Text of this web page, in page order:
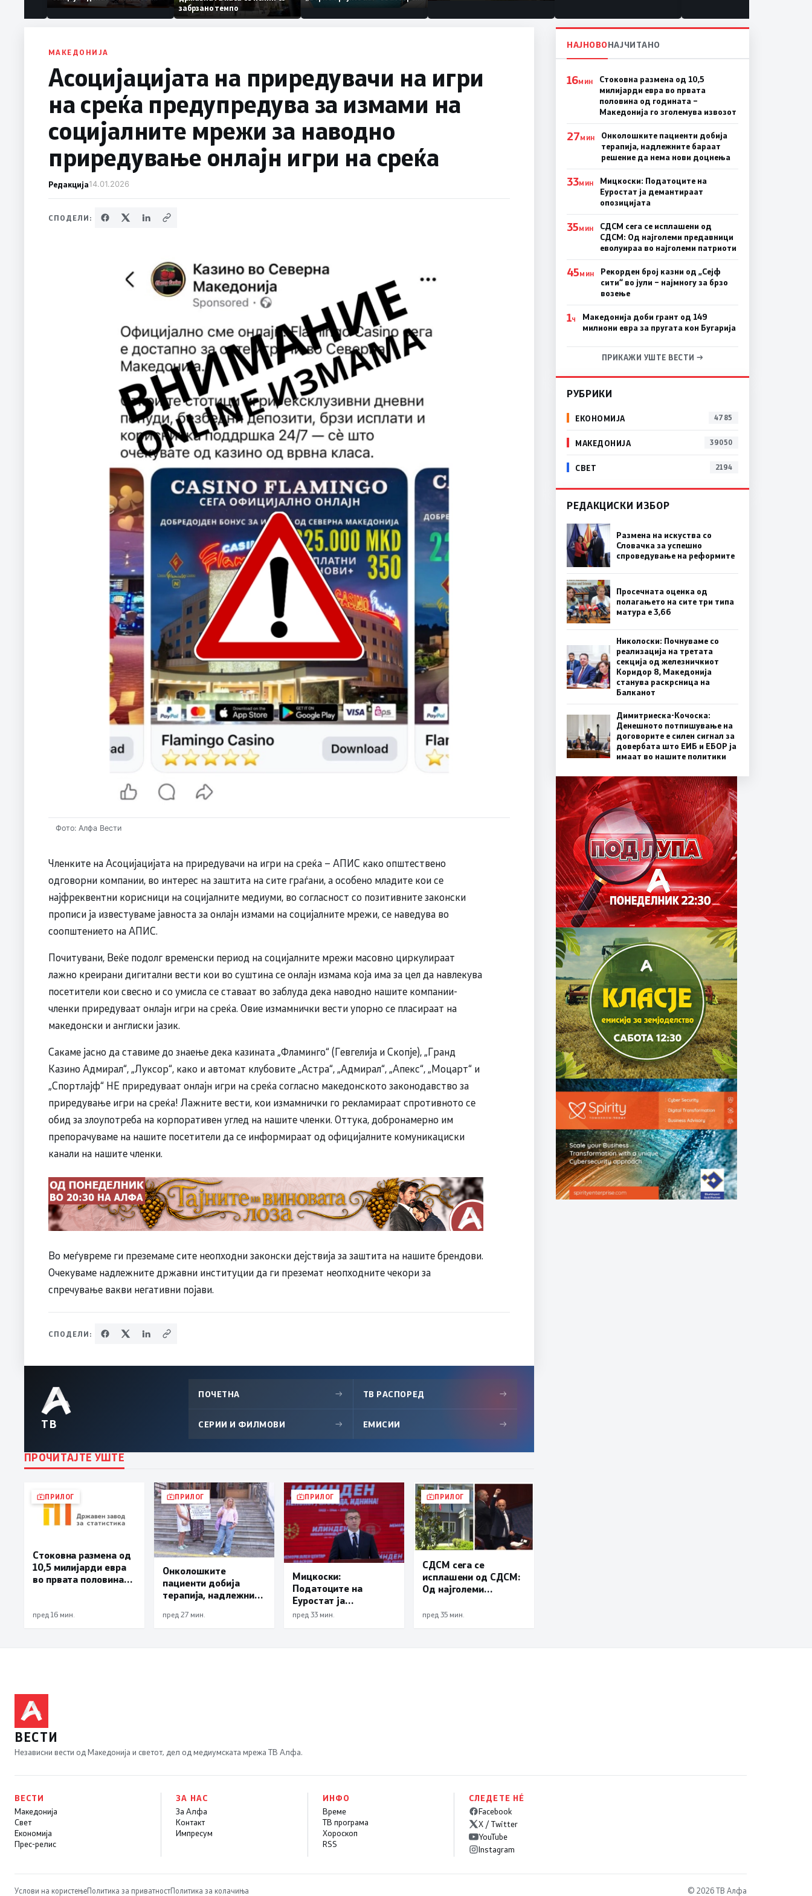
Коридор 8, Македонија
станува раскрсница на
забрзано темпо
по штетите од невремето
МАКЕДОНИЈА
Асоцијацијата на приредувачи на игри
на среќа предупредува за измами на
социјалните мрежи за наводно
приредување онлајн игри на среќа
Редакција14.01.2026
СПОДЕЛИ:
Фото: Алфа Вести
Членките на Асоцијацијата на приредувачи на игри на среќа – АПИС како општествено
одговорни компании, во интерес на заштита на сите граѓани, а особено младите кои се
најфреквентни корисници на социјалните медиуми, во согласност со позитивните законски
прописи ја известуваме јавноста за онлајн измами на социјалните мрежи, се наведува во
соопштението на АПИС.
Почитувани, Веќе подолг временски период на социјалните мрежи масовно циркулираат
лажно креирани дигитални вести кои во суштина се онлајн измама која има за цел да навлекува
посетители кои свесно и со умисла се ставаат во заблуда дека наводно нашите компании-
членки приредуваат онлајн игри на среќа. Овие измамнички вести упорно се пласираат на
македонски и англиски јазик.
Сакаме јасно да ставиме до знаење дека казината „Фламинго“ (Гевгелија и Скопје), „Гранд
Казино Адмирал“, „Луксор“, како и автомат клубовите „Астра“, „Адмирал“, „Апекс“, „Моцарт“ и
„Спортлајф“ НЕ приредуваат онлајн игри на среќа согласно македонското законодавство за
приредување игри на среќа! Лажните вести, кои измамнички го рекламираат спротивното се
обид за злоупотреба на корпоративен углед на нашите членки. Оттука, добронамерно им
препорачуваме на нашите посетители да се информираат од официјалните комуникациски
канали на нашите членки.
Во меѓувреме ги преземаме сите неопходни законски дејствија за заштита на нашите брендови.
Очекуваме надлежните државни институции да ги преземат неопходните чекори за
спречување вакви негативни појави.
СПОДЕЛИ:
ТВ
ПОЧЕТНА → ТВ РАСПОРЕД →
СЕРИИ И ФИЛМОВИ → ЕМИСИИ →
ПРОЧИТАЈТЕ УШТЕ
ПРИЛОГ
Стоковна размена од
10,5 милијарди евра
во првата половина
зголемува извозот
пред 16 мин.
ПРИЛОГ
Онколошките
пациенти добија
терапија, надлежните
нема нови доцнења
пред 27 мин.
ПРИЛОГ
Мицкоски:
Податоците на
Еуростат ја
демантираат
пред 33 мин.
ПРИЛОГ
СДСМ сега се
исплашени од СДСМ:
Од најголеми
еволуираа во
пред 35 мин.
НАЈНОВОНАЈЧИТАНО
16МИН
Стоковна размена од 10,5
милијарди евра во првата
половина од годината –
Македонија го зголемува извозот
27МИН
Онколошките пациенти добија
терапија, надлежните бараат
решение да нема нови доцнења
33МИН
Мицкоски: Податоците на
Еуростат ја демантираат
опозицијата
35МИН
СДСМ сега се исплашени од
СДСМ: Од најголеми предавници
еволуираа во најголеми патриоти
45МИН
Рекорден број казни од „Сејф
сити“ во јули – најмногу за брзо
возење
1Ч
Македонија доби грант од 149
милиони евра за пругата кон Бугарија
ПРИКАЖИ УШТЕ ВЕСТИ →
РУБРИКИ
ЕКОНОМИЈА 4785
МАКЕДОНИЈА 39050
СВЕТ 2194
РЕДАКЦИСКИ ИЗБОР
Размена на искуства со
Словачка за успешно
спроведување на реформите
Просечната оценка од
полагањето на сите три типа
матура е 3,66
Николоски: Почнуваме со
реализација на третата
секција од железничкиот
Коридор 8, Македонија
станува раскрсница на
Балканот
Димитриеска-Кочоска:
Денешното потпишување на
договорите е силен сигнал за
довербата што ЕИБ и ЕБОР ја
имаат во нашите политики
ВЕСТИ
Независни вести од Македонија и светот, дел од медиумската мрежа ТВ Алфа.
ВЕСТИ
Македонија
Свет
Економија
Прес-релис
ЗА НАС
За Алфа
Контакт
Импресум
ИНФО
Време
ТВ програма
Хороскоп
RSS
СЛЕДЕТЕ НÉ
Facebook
X / Twitter
YouTube
Instagram
Услови на користењеПолитика за приватностПолитика за колачиња © 2026 ТВ Алфа